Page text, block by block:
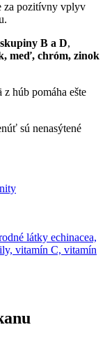
za pozitívny vplyv
B a D,
meď, chróm, zinok
z húb pomáha ešte
sú nenasýtené
látky echinacea,
vitamín C, vitamín